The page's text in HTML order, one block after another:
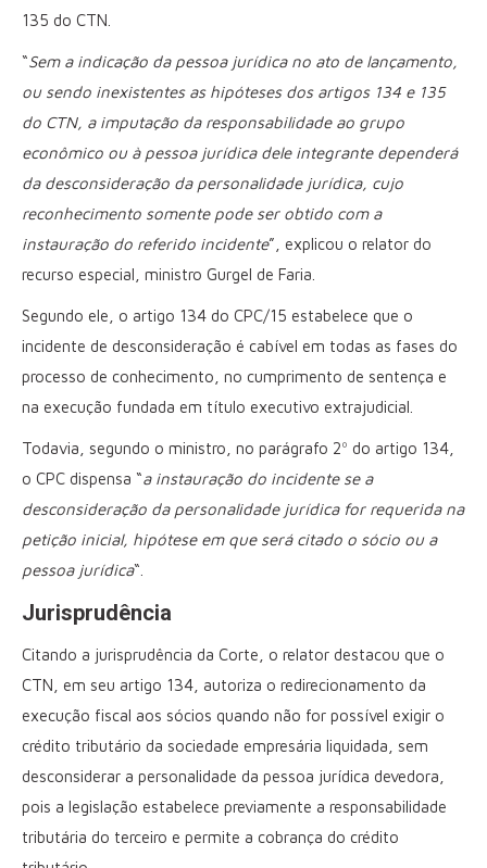
135 do CTN.
“Sem a indicação da pessoa jurídica no ato de lançamento,
ou sendo inexistentes as hipóteses dos artigos 134 e 135
do CTN, a imputação da responsabilidade ao grupo
econômico ou à pessoa jurídica dele integrante dependerá
da desconsideração da personalidade jurídica, cujo
reconhecimento somente pode ser obtido com a
instauração do referido incidente”, explicou o relator do
recurso especial, ministro Gurgel de Faria.
Segundo ele, o artigo 134 do CPC/15 estabelece que o
incidente de desconsideração é cabível em todas as fases do
processo de conhecimento, no cumprimento de sentença e
na execução fundada em título executivo extrajudicial.
Todavia, segundo o ministro, no parágrafo 2º do artigo 134,
o CPC dispensa “a instauração do incidente se a
desconsideração da personalidade jurídica for requerida na
petição inicial, hipótese em que será citado o sócio ou a
pessoa jurídica“.
Jurisprudência
Citando a jurisprudência da Corte, o relator destacou que o
CTN, em seu artigo 134, autoriza o redirecionamento da
execução fiscal aos sócios quando não for possível exigir o
crédito tributário da sociedade empresária liquidada, sem
desconsiderar a personalidade da pessoa jurídica devedora,
pois a legislação estabelece previamente a responsabilidade
tributária do terceiro e permite a cobrança do crédito